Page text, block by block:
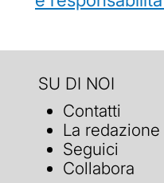
SU DI NOI
Contatti
La redazione
Seguici
Collabora